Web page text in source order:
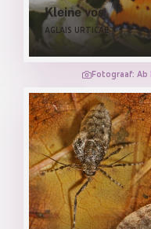
Kleine vos
AGLAIS URTICAE
Fotograaf: Ab